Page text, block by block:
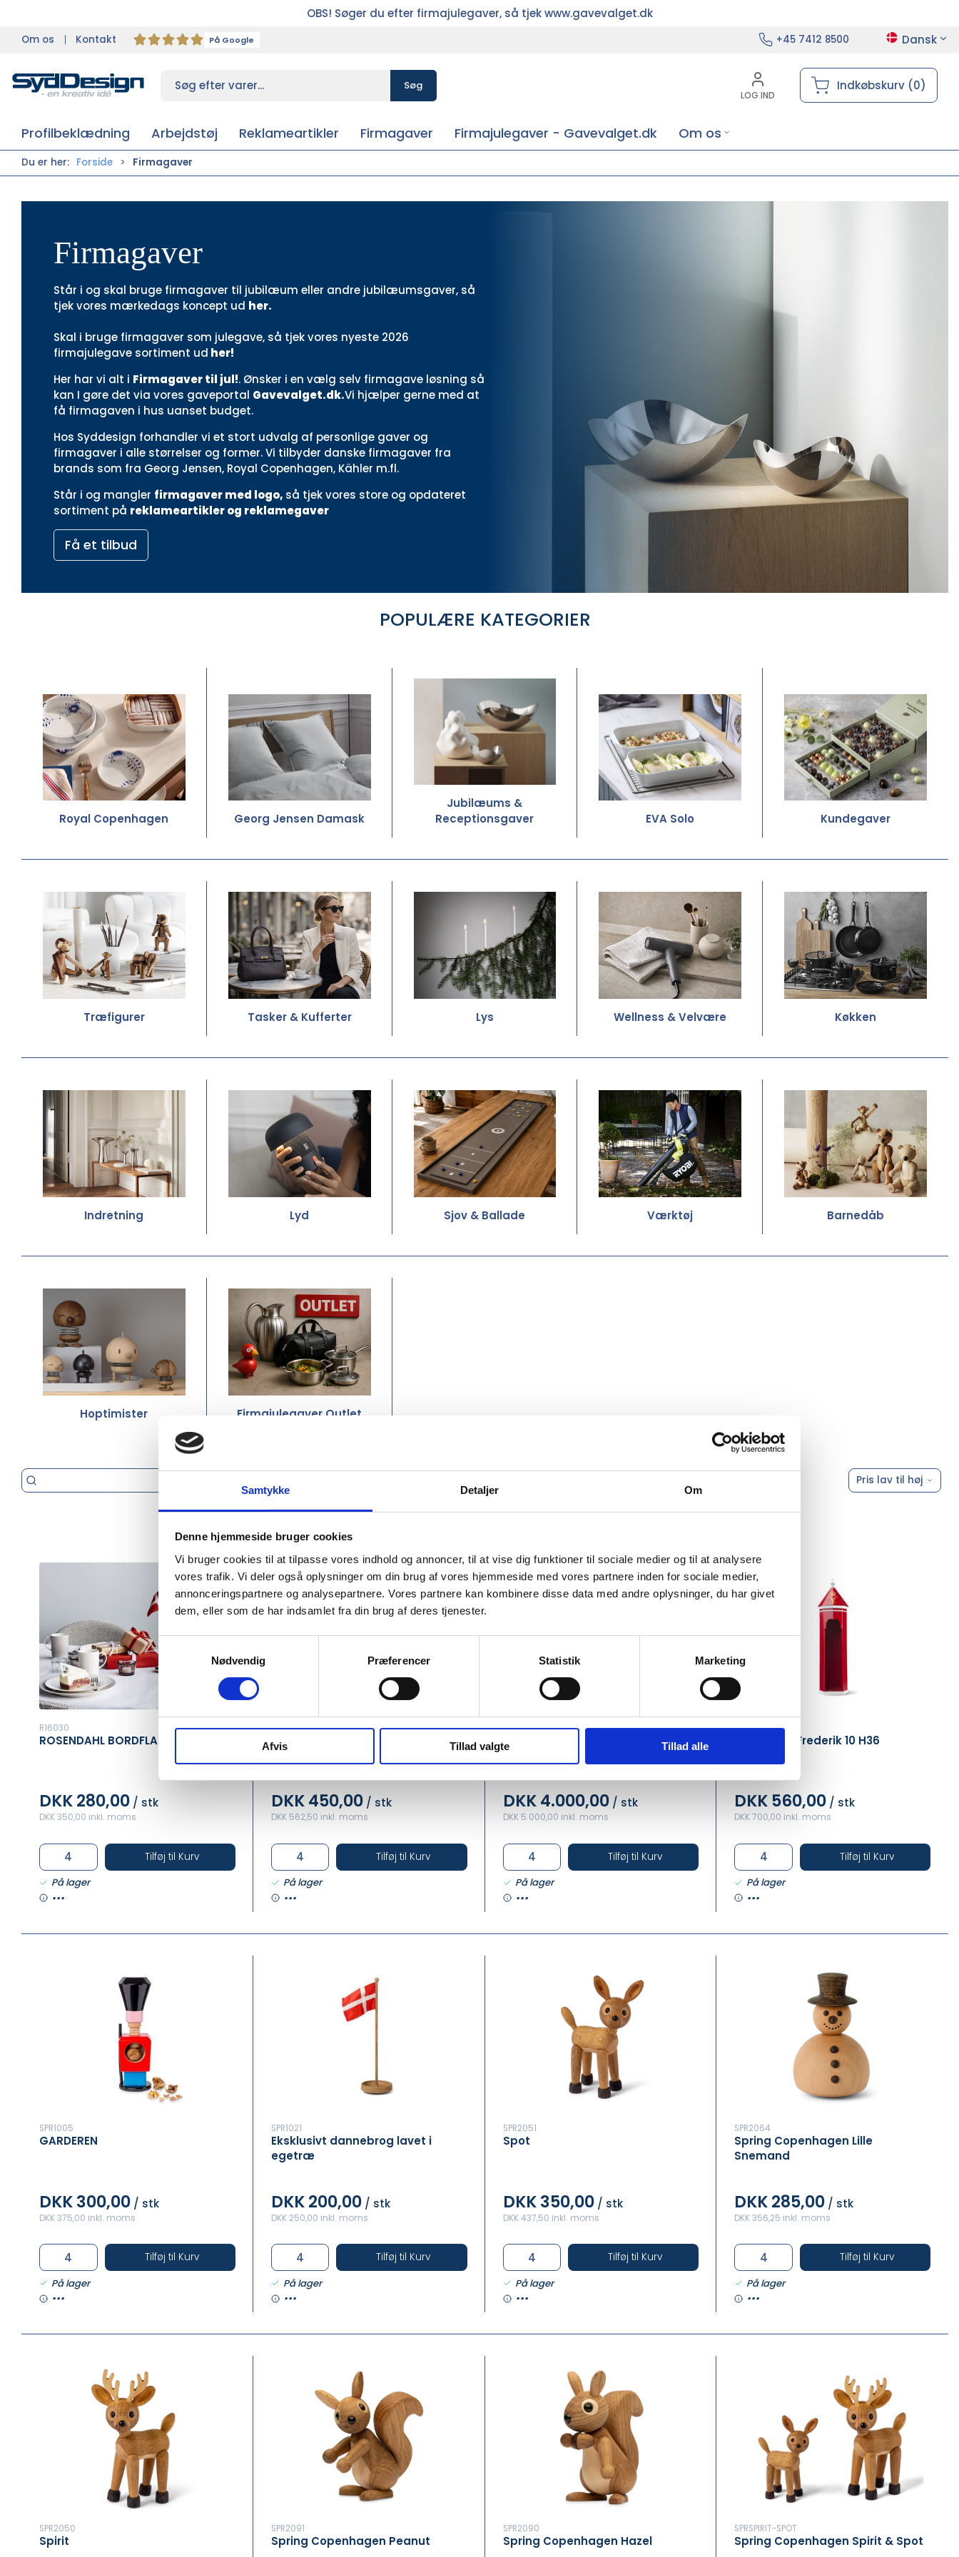
Samtykke Detaljer Om
Denne hjemmeside bruger cookies
Vi bruger cookies til at tilpasse vores indhold og annoncer, til at vise dig funktioner til sociale medier og til at analysere
vores trafik. Vi deler også oplysninger om din brug af vores hjemmeside med vores partnere inden for sociale medier,
annonceringspartnere og analysepartnere. Vores partnere kan kombinere disse data med andre oplysninger, du har givet
dem, eller som de har indsamlet fra din brug af deres tjenester.
Nødvendig
Præferencer Statistik Marketing
Afvis Tillad valgte Tillad alle
OBS! Søger du efter firmajulegaver, så tjek www.gavevalget.dk
Om os Kontakt På Google +45 7412 8500 Dansk
Søg
LOG IND
Indkøbskurv (0)
Profilbeklædning Arbejdstøj Reklameartikler Firmagaver Firmajulegaver - Gavevalget.dk Om os
Du er her: Forside Firmagaver
Firmagaver
Står i og skal bruge firmagaver til jubilæum eller andre jubilæumsgaver, så
tjek vores mærkedags koncept ud her.
Skal i bruge firmagaver som julegave, så tjek vores nyeste 2026
firmajulegave sortiment ud her!
Her har vi alt i Firmagaver til jul!. Ønsker i en vælg selv firmagave løsning så
kan I gøre det via vores gaveportal Gavevalget.dk.Vi hjælper gerne med at
få firmagaven i hus uanset budget.
Hos Syddesign forhandler vi et stort udvalg af personlige gaver og
firmagaver i alle størrelser og former. Vi tilbyder danske firmagaver fra
brands som fra Georg Jensen, Royal Copenhagen, Kähler m.fl.
Står i og mangler firmagaver med logo, så tjek vores store og opdateret
sortiment på reklameartikler og reklamegaver
Få et tilbud
POPULÆRE KATEGORIER
Royal Copenhagen Georg Jensen Damask
Jubilæums &
Receptionsgaver
EVA Solo Kundegaver
Træfigurer Tasker & Kufferter Lys Wellness & Velvære Køkken
Indretning Lyd Sjov & Ballade Værktøj Barnedåb
Hoptimister Firmajulegaver Outlet
Pris lav til høj
R16030
ROSENDAHL BORDFLAG
DKK 280,00 / stk
DKK 350,00 inkl. moms
Tilføj til Kurv
På lager
•••
R39202-21
KAY BOJESEN FLODHEST
DKK 450,00 / stk
DKK 562,50 inkl. moms
Tilføj til Kurv
På lager
•••
RO39224
Fanebærer mellem rød/blå/hvid
DKK 4.000,00 / stk
DKK 5.000,00 inkl. moms
Tilføj til Kurv
På lager
•••
RO39505
Skilderhus Frederik 10 H36
DKK 560,00 / stk
DKK 700,00 inkl. moms
Tilføj til Kurv
På lager
•••
SPR1005
GARDEREN
DKK 300,00 / stk
DKK 375,00 inkl. moms
Tilføj til Kurv
På lager
•••
SPR1021
Eksklusivt dannebrog lavet i
egetræ
DKK 200,00 / stk
DKK 250,00 inkl. moms
Tilføj til Kurv
På lager
•••
SPR2051
Spot
DKK 350,00 / stk
DKK 437,50 inkl. moms
Tilføj til Kurv
På lager
•••
SPR2064
Spring Copenhagen Lille
Snemand
DKK 285,00 / stk
DKK 356,25 inkl. moms
Tilføj til Kurv
På lager
•••
SPR2050
Spirit
SPR2091
Spring Copenhagen Peanut
SPR2090
Spring Copenhagen Hazel
SPRSPIRIT-SPOT
Spring Copenhagen Spirit & Spot